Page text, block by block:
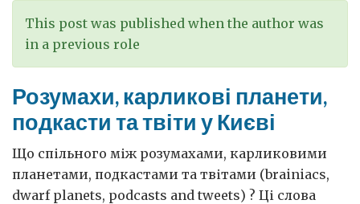
This post was published when the author was
in a previous role
Розумахи, карликові планети,
подкасти та твіти у Києві
Що спільного між розумахами, карликовими
планетами, подкастами та твітами (brainiacs,
dwarf planets, podcasts and tweets) ? Ці слова